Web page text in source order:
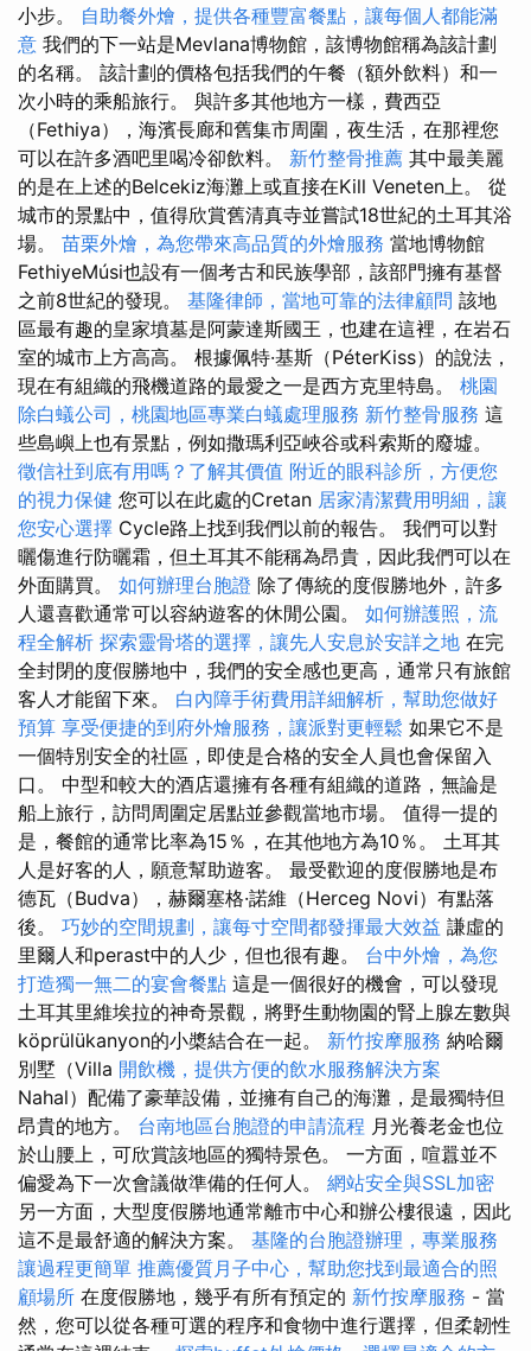
小步。 自助餐外燴，提供各種豐富餐點，讓每個人都能滿
意 我們的下一站是Mevlana博物館，該博物館稱為該計劃
的名稱。 該計劃的價格包括我們的午餐（額外飲料）和一
次小時的乘船旅行。 與許多其他地方一樣，費西亞
（Fethiya），海濱長廊和舊集市周圍，夜生活，在那裡您
可以在許多酒吧里喝冷卻飲料。 新竹整骨推薦 其中最美麗
的是在上述的Belcekiz海灘上或直接在Kill Veneten上。 從
城市的景點中，值得欣賞舊清真寺並嘗試18世紀的土耳其浴
場。 苗栗外燴，為您帶來高品質的外燴服務 當地博物館
FethiyeMúsi也設有一個考古和民族學部，該部門擁有基督
之前8世紀的發現。 基隆律師，當地可靠的法律顧問 該地
區最有趣的皇家墳墓是阿蒙達斯國王，也建在這裡，在岩石
室的城市上方高高。 根據佩特·基斯（PéterKiss）的說法，
現在有組織的飛機道路的最愛之一是西方克里特島。 桃園
除白蟻公司，桃園地區專業白蟻處理服務 新竹整骨服務 這
些島嶼上也有景點，例如撒瑪利亞峽谷或科索斯的廢墟。
徵信社到底有用嗎？了解其價值 附近的眼科診所，方便您
的視力保健 您可以在此處的Cretan 居家清潔費用明細，讓
您安心選擇 Cycle路上找到我們以前的報告。 我們可以對
曬傷進行防曬霜，但土耳其不能稱為昂貴，因此我們可以在
外面購買。 如何辦理台胞證 除了傳統的度假勝地外，許多
人還喜歡通常可以容納遊客的休閒公園。 如何辦護照，流
程全解析 探索靈骨塔的選擇，讓先人安息於安詳之地 在完
全封閉的度假勝地中，我們的安全感也更高，通常只有旅館
客人才能留下來。 白內障手術費用詳細解析，幫助您做好
預算 享受便捷的到府外燴服務，讓派對更輕鬆 如果它不是
一個特別安全的社區，即使是合格的安全人員也會保留入
口。 中型和較大的酒店還擁有各種有組織的道路，無論是
船上旅行，訪問周圍定居點並參觀當地市場。 值得一提的
是，餐館的通常比率為15％，在其他地方為10％。 土耳其
人是好客的人，願意幫助遊客。 最受歡迎的度假勝地是布
德瓦（Budva），赫爾塞格·諾維（Herceg Novi）有點落
後。 巧妙的空間規劃，讓每寸空間都發揮最大效益 謙虛的
里爾人和perast中的人少，但也很有趣。 台中外燴，為您
打造獨一無二的宴會餐點 這是一個很好的機會，可以發現
土耳其里維埃拉的神奇景觀，將野生動物園的腎上腺左數與
köprülükanyon的小槳結合在一起。 新竹按摩服務 納哈爾
別墅（Villa 開飲機，提供方便的飲水服務解決方案
Nahal）配備了豪華設備，並擁有自己的海灘，是最獨特但
昂貴的地方。 台南地區台胞證的申請流程 月光養老金也位
於山腰上，可欣賞該地區的獨特景色。 一方面，喧囂並不
偏愛為下一次會議做準備的任何人。 網站安全與SSL加密
另一方面，大型度假勝地通常離市中心和辦公樓很遠，因此
這不是最舒適的解決方案。 基隆的台胞證辦理，專業服務
讓過程更簡單 推薦優質月子中心，幫助您找到最適合的照
顧場所 在度假勝地，幾乎有所有預定的 新竹按摩服務 - 當
然，您可以從各種可選的程序和食物中進行選擇，但柔韌性